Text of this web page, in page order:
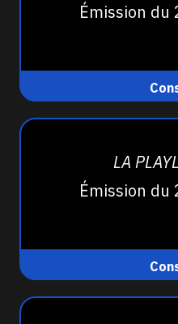
Émission
LA
Émission